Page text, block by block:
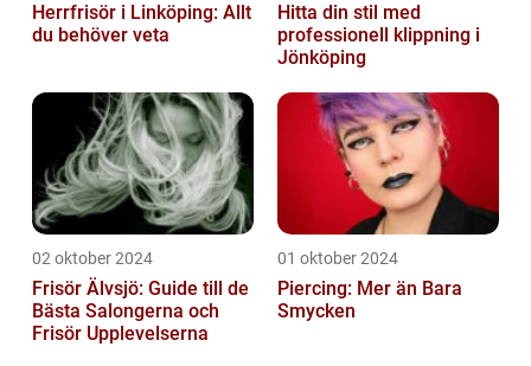
Herrfrisör i Linköping: Allt
du behöver veta
Hitta din stil med
professionell klippning i
Jönköping
02 oktober 2024
Frisör Älvsjö: Guide till de
Bästa Salongerna och
Frisör Upplevelserna
01 oktober 2024
Piercing: Mer än Bara
Smycken